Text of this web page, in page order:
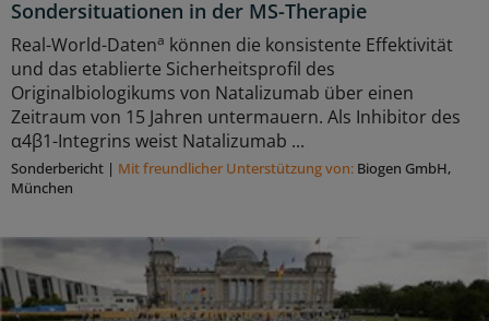
Sondersituationen in der MS-Therapie
Real-World-Datena können die konsistente Effektivität
und das etablierte Sicherheitsprofil des
Originalbiologikums von Natalizumab über einen
Zeitraum von 15 Jahren untermauern. Als Inhibitor des
α4β1-Integrins weist Natalizumab ...
Sonderbericht | Mit freundlicher Unterstützung von: Biogen GmbH,
München